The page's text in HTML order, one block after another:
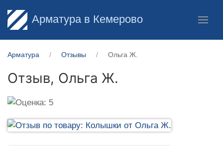
Арматура в Кемерово
Арматура Отзывы Ольга Ж.
Отзыв, Ольга Ж.